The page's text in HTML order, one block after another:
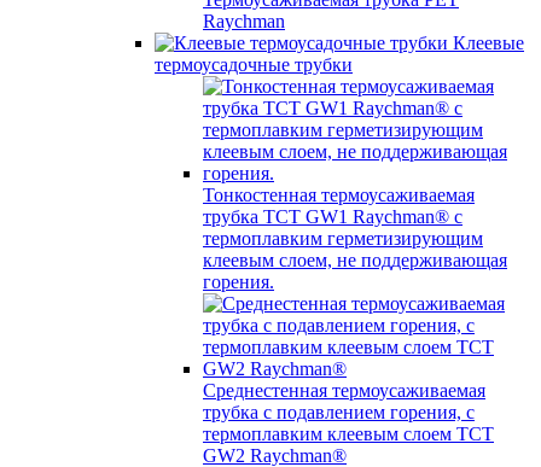
Raychman
Клеевые
термоусадочные трубки
Тонкостенная термоусаживаемая
трубка TCT GW1 Raychman® с
термоплавким герметизирующим
клеевым слоем, не поддерживающая
горения.
Среднестенная термоусаживаемая
трубка c подавлением горения, с
термоплавким клеевым слоем TCT
GW2 Raychman®